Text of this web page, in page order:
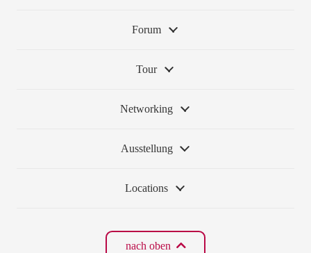
Forum
Tour
Networking
Ausstellung
Locations
nach oben